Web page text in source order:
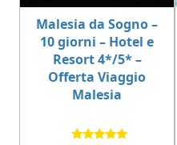
Malesia da Sogno –
10 giorni – Hotel e
Resort 4*/5* –
Offerta Viaggio
Malesia